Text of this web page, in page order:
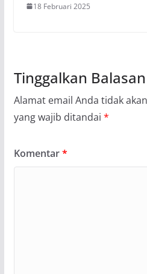
18 Februari 2025
Tinggalkan Balasan
Alamat email Anda tidak
yang wajib ditandai *
Komentar*